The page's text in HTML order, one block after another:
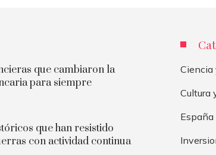
que cambiaron la
para siempre
que han resistido
con actividad continua
Cultura
España